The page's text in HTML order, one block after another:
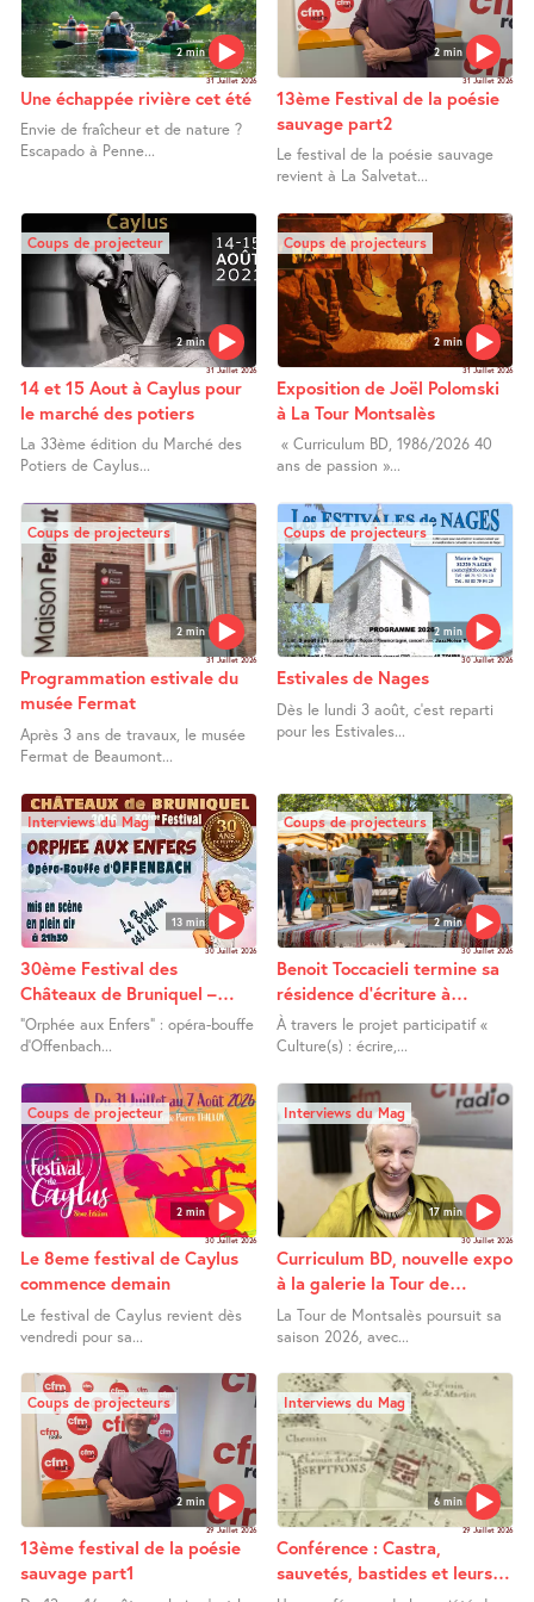
2 min
31 Juillet 2026
Une échappée rivière cet été
Envie de fraîcheur et de nature ?
Escapado à Penne...
2 min
31 Juillet 2026
13ème Festival de la poésie
sauvage part2
Le festival de la poésie sauvage
revient à La Salvetat...
2 min
Coups de projecteur
31 Juillet 2026
14 et 15 Aout à Caylus pour
le marché des potiers
La 33ème édition du Marché des
Potiers de Caylus...
2 min
Coups de projecteurs
31 Juillet 2026
Exposition de Joël Polomski
à La Tour Montsalès
« Curriculum BD, 1986/2026 40
ans de passion »...
2 min
Coups de projecteurs
31 Juillet 2026
Programmation estivale du
musée Fermat
Après 3 ans de travaux, le musée
Fermat de Beaumont...
2 min
Coups de projecteurs
30 Juillet 2026
Estivales de Nages
Dès le lundi 3 août, c’est reparti
pour les Estivales...
13 min
Interviews du Mag
30 Juillet 2026
30ème Festival des
Châteaux de Bruniquel –
Orphée aux Enfers
"Orphée aux Enfers" : opéra-bouffe
d’Offenbach...
2 min
Coups de projecteurs
30 Juillet 2026
Benoit Toccacieli termine sa
résidence d’écriture à
Lafrançaise
À travers le projet participatif «
Culture(s) : écrire,...
2 min
Coups de projecteur
30 Juillet 2026
Le 8eme festival de Caylus
commence demain
Le festival de Caylus revient dès
vendredi pour sa...
17 min
Interviews du Mag
30 Juillet 2026
Curriculum BD, nouvelle expo
à la galerie la Tour de
Montsalès
La Tour de Montsalès poursuit sa
saison 2026, avec...
2 min
Coups de projecteurs
29 Juillet 2026
13ème festival de la poésie
sauvage part1
6 min
Interviews du Mag
29 Juillet 2026
Conférence : Castra,
sauvetés, bastides et leurs